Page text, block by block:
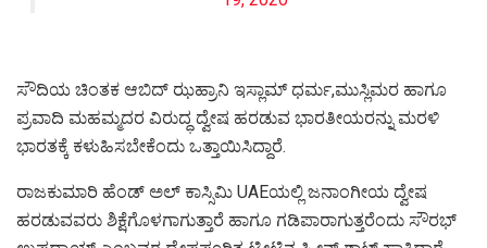
ಸೌದಿಯ ಚಿಂತಕ ಆಬಿದ್ ಝಹ್ರಾನಿ ಇಸ್ಲಾಮ್ ಧರ್ಮ,ಮುಸ್ಲಿಮರ ಹಾಗೂ
ಪ್ರವಾದಿ ಮಹಮ್ಮದರ ವಿರುದ್ಧ ದ್ವೇಷ ಹರಡುವ ಭಾರತೀಯರನ್ನು ಮರಳಿ
ಭಾರತಕ್ಕೆ ಕಳುಹಿಸಬೇಕೆಂದು ಒತ್ತಾಯಿಸಿದ್ದಾರೆ.
ರಾಜಕುಮಾರಿ ಹೆಂಡ್ ಅಲ್ ಕಾಸ್ಸಿಮಿ UAEಯಲ್ಲಿ ಜನಾಂಗೀಯ ದ್ವೇಷ
ಹರಡುವವರು ಶಿಕ್ಷೆಗೊಳಗಾಗುತ್ತಾರೆ ಹಾಗೂ ಗಡಿಪಾರಾಗುತ್ತರೆಂದು ಸೌರಭ್